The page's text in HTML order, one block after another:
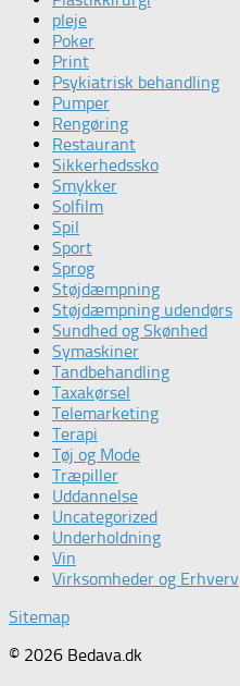
pleje
Poker
Print
Psykiatrisk behandling
Pumper
Rengøring
Restaurant
Sikkerhedssko
Smykker
Solfilm
Spil
Sport
Sprog
Støjdæmpning
Støjdæmpning udendørs
Sundhed og Skønhed
Symaskiner
Tandbehandling
Taxakørsel
Telemarketing
Terapi
Tøj og Mode
Træpiller
Uddannelse
Uncategorized
Underholdning
Vin
Virksomheder og Erhverv
Sitemap
© 2026 Bedava.dk